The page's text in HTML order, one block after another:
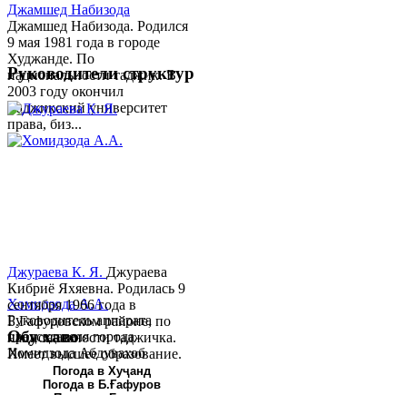
Джамшед Набизода
Джамшед Набизода. Родился
9 мая 1981 года в городе
Худжанде. По
национальности таджик. В
2003 году окончил
Таджикский университет
права, биз...
Хомидзода А.А.
Руководитель аппарата
председателя города
Хомидзода Абдувахоб
Абдумаджид родился 8
июня 1978 года в городе
Руководители структур
Джураева К. Я. Джураева
Кибриё Яхяевна. Родилась 9
сентября 1966 года в
Б.Гафуровском районе, по
национальности таджичка.
Имеет высшее образование.
В 1997 ...
Обу хаво
Погода в Хуҷанд
Погода в Б.Ғафуров